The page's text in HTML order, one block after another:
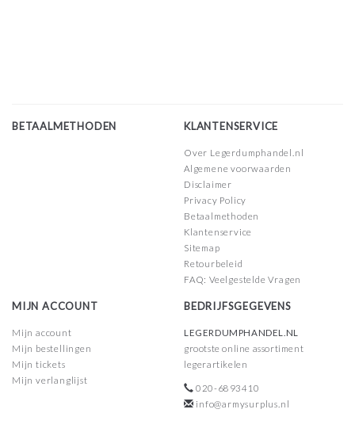
BETAALMETHODEN KLANTENSERVICE
Over Legerdumphandel.nl
Algemene voorwaarden
Disclaimer
Privacy Policy
Betaalmethoden
Klantenservice
Sitemap
Retourbeleid
FAQ: Veelgestelde Vragen
MIJN ACCOUNT
Mijn account
Mijn bestellingen
Mijn tickets
Mijn verlanglijst
BEDRIJFSGEGEVENS
LEGERDUMPHANDEL.NL
grootste online assortiment
legerartikelen
020-6893410
info@armysurplus.nl